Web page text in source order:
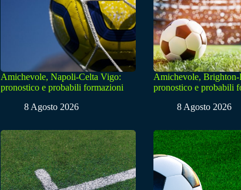
Amichevole, Napoli-Celta Vigo:
pronostico e probabili formazioni
8 Agosto 2026
Amichevole, Brighton-
pronostico e probabili
8 Agosto 2026